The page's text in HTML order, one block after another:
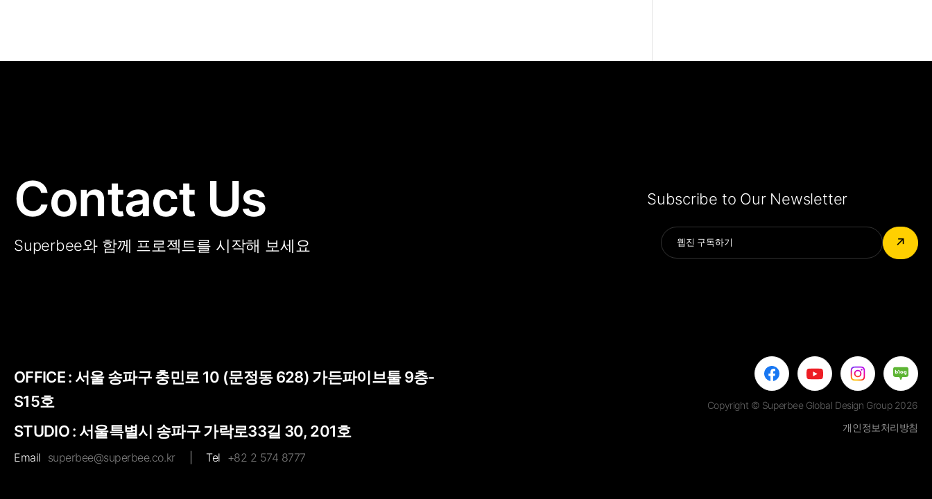
🍫동영상 - 킷캣
Contact Us
Superbee와 함께 프로젝트를 시작해 보세요
Subscribe to Our Newsletter
↗
Alternative:
OFFICE : 서울 송파구 충민로 10 (문정동 628) 가든파이브툴 9층-
S15호
STUDIO : 서울특별시 송파구 가락로33길 30, 201호
Email superbee@superbee.co.kr Tel +82 2 574 8777
Copyright © Superbee Global Design Group 2026
개인정보처리방침